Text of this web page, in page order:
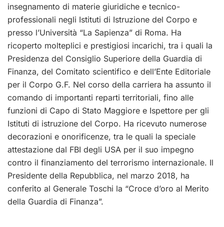
insegnamento di materie giuridiche e tecnico-
professionali negli Istituti di Istruzione del Corpo e
presso l’Università “La Sapienza” di Roma. Ha
ricoperto molteplici e prestigiosi incarichi, tra i quali la
Presidenza del Consiglio Superiore della Guardia di
Finanza, del Comitato scientifico e dell’Ente Editoriale
per il Corpo G.F. Nel corso della carriera ha assunto il
comando di importanti reparti territoriali, fino alle
funzioni di Capo di Stato Maggiore e Ispettore per gli
Istituti di istruzione del Corpo. Ha ricevuto numerose
decorazioni e onorificenze, tra le quali la speciale
attestazione dal FBI degli USA per il suo impegno
contro il finanziamento del terrorismo internazionale. Il
Presidente della Repubblica, nel marzo 2018, ha
conferito al Generale Toschi la “Croce d’oro al Merito
della Guardia di Finanza”.